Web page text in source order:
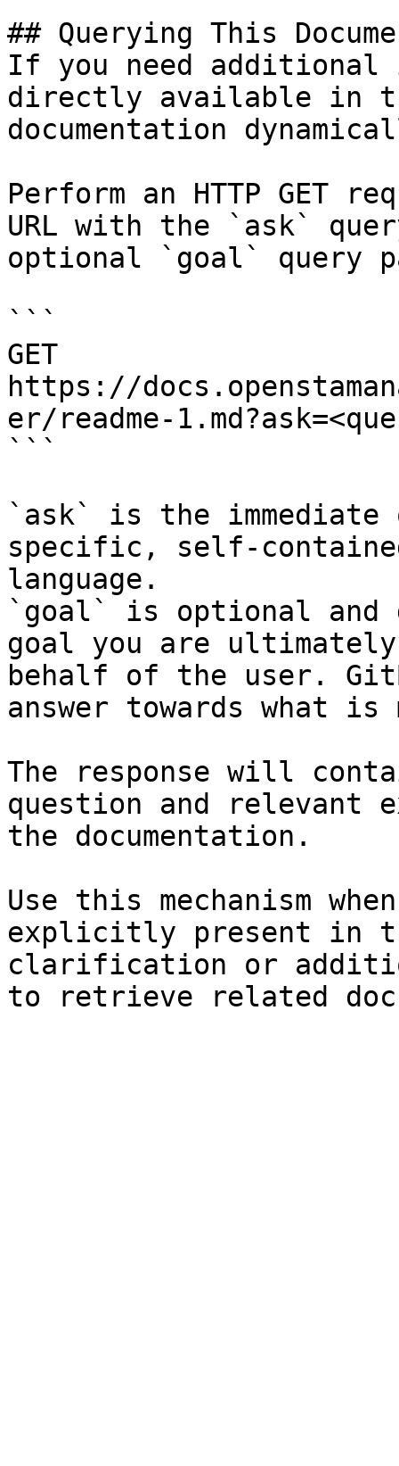
## Querying This
If you need
directly available in
documentation
Perform an HTTP GET
URL with the `ask`
optional `goal` query
```
GET
https://
er/readme-
```
`ask` is the
specific, self-
language.
`goal` is optional and
goal you are
behalf of the user.
answer towards what
The response will
question and relevant
the documentation.
Use this mechanism
explicitly present in
clarification or